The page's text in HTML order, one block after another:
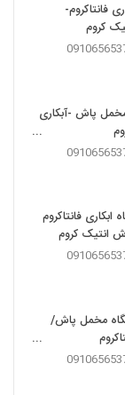
فانتاکروم-
کروم
پاش -آبکاری
فانتاکروم
انتیک کروم
مخمل پاش/